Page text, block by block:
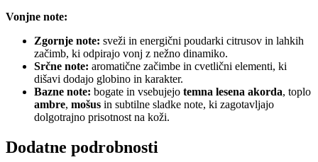
Vonjne note:
Zgornje note: sveži in energični poudarki citrusov in lahkih
začimb, ki odpirajo vonj z nežno dinamiko.
Srčne note: aromatične začimbe in cvetlični elementi, ki
dišavi dodajo globino in karakter.
Bazne note: bogate in vsebujejo temna lesena akorda, toplo
ambre, mošus in subtilne sladke note, ki zagotavljajo
dolgotrajno prisotnost na koži.
Dodatne podrobnosti